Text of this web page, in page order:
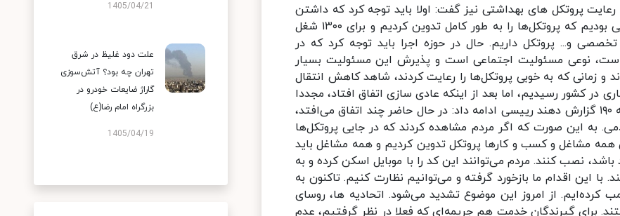
1405/04/21
علت دود غلیظ در شرق
تهران چه بود؟ آتش‌سوزی
گاراژ ضایعات خودرو در
بزرگراه امام رضا(ع)
1405/04/19